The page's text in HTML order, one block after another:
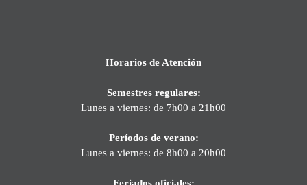
Horarios de Atención
Semestres regulares:
Lunes a viernes: de 7h00 a 21h00
Períodos de verano:
Lunes a viernes: de 8h00 a 20h00
Feriados oficiales: